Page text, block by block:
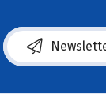
(s’ouvre dans